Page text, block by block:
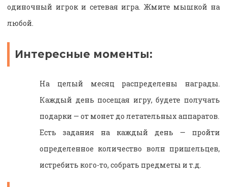
одиночный игрок и сетевая игра. Жмите мышкой на
любой.
Интересные моменты:
На целый месяц распределены награды.
Каждый день посещая игру, будете получать
подарки — от монет до летательных аппаратов.
Есть задания на каждый день — пройти
определенное количество волн пришельцев,
истребить кого-то, собрать предметы и т.д.